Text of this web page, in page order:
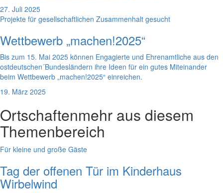
27. Juli 2025
Projekte für gesellschaftlichen Zusammenhalt gesucht
Wettbewerb „machen!2025“
Bis zum 15. Mai 2025 können Engagierte und Ehrenamtliche aus den
ostdeutschen´Bundesländern ihre Ideen für ein gutes Miteinander
beim Wettbewerb „machen!2025“ einreichen.
19. März 2025
Ortschaftenmehr aus diesem
Themenbereich
Für kleine und große Gäste
Tag der offenen Tür im Kinderhaus
Wirbelwind